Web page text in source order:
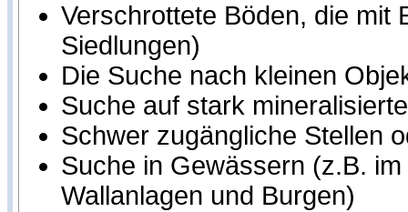
Verschrottete Böden, die mit
Siedlungen)
Die Suche nach kleinen
Suche auf stark
Schwer zugängliche Stellen
Suche in Gewässern (z.B.
Wallanlagen und Burgen)